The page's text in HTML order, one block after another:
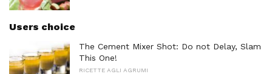
Users choice
The Cement Mixer Shot: Do not Delay, Slam
This One!
RICETTE AGLI AGRUMI